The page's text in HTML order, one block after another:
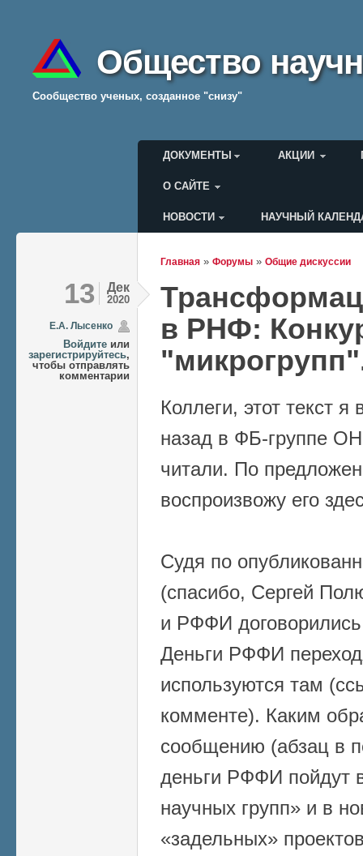
Общество
Cообщество ученых, созданное "снизу"
Главное меню
ДОКУМЕНТЫ АКЦИИ
О САЙТЕ
Меню пользователя
НОВОСТИ НАУЧНЫЙ
Вы здесь
Главная » Форумы » Общие дискуссии
13 Дек
2020
Е.А. Лысенко
Войдите или
зарегистрируйтесь,
чтобы отправлять
комментарии
в РНФ:
Коллеги, этот текст
назад в ФБ-группе
читали. По
воспроизвожу его
Судя по
(спасибо, Сергей
и РФФИ
Деньги РФФИ
используются там
комменте). Каким
сообщению (абзац в
деньги РФФИ пойдут
научных групп» и в
«задельных»